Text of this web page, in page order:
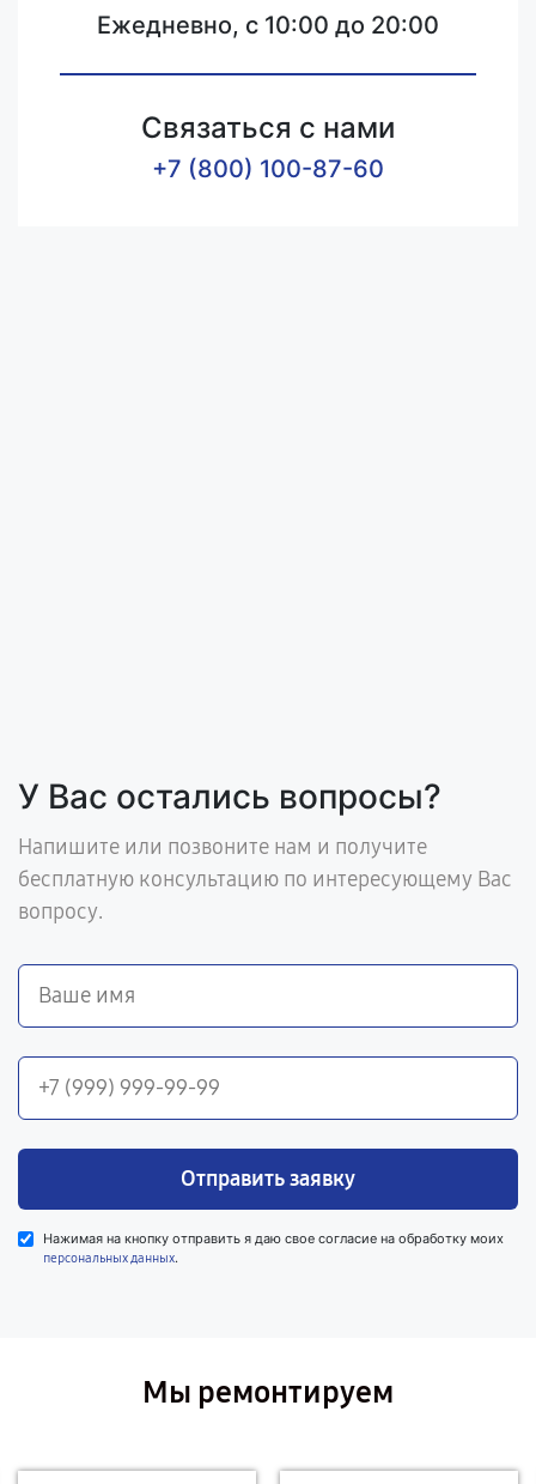
Ежедневно, с 10:00 до 20:00
Связаться с нами
+7 (800) 100-87-60
У Вас остались вопросы?
Напишите или позвоните нам и получите
бесплатную консультацию по интересующему Вас
вопросу.
Отправить заявку
Нажимая на кнопку отправить я даю свое согласие на обработку моих
персональных данных.
Мы ремонтируем